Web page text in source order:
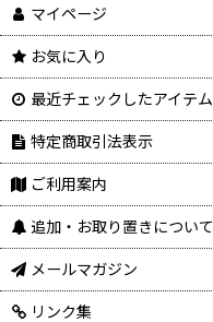
マイページ
お気に入り
最近チェックしたアイテム
特定商取引法表示
ご利用案内
追加・お取り置きについて
メールマガジン
リンク集